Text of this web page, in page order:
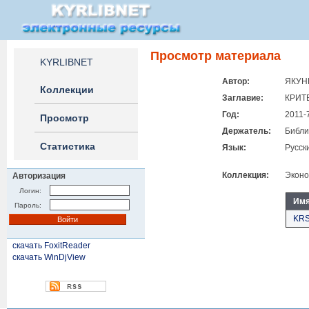
KYRLIBNET
Коллекции
Просмотр
Статистика
Авторизация
Логин:
Пароль:
скачать FoxitReader
скачать WinDjView
Просмотр материала
Автор:
Заглавие:
Год:
2011-
Держатель:
Язык:
Коллекция: